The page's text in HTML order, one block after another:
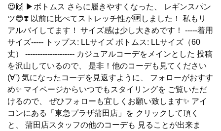
😍🙌 ▶︎ボトムス さらに履きやすくなった、 レギンスパン
ツ😎❣️ 以前に比べてストレッチ性が🆙しました！ 私もリ
アルバイしてます！ サイズ感は少し大きめです！ -----着用
サイズ----- トップス: LLサイズ ボトムス: LLサイズ（60
丈） -------------------- カジュアルコーデをメインとした 投稿
を沢山しているので、 是非！他のコーデも見てください
(∀`) 気になったコーデを見返すように、 フォローがおすす
め✨ マイページからいつでもスタイリングを ご覧いただ
けるので、 ぜひフォローも宜しくお願い致します✨ アイ
コンにある「東急プラザ蒲田店」を クリックして頂く
と、 蒲田店スタッフの他のコーデも 見ることが出来ま